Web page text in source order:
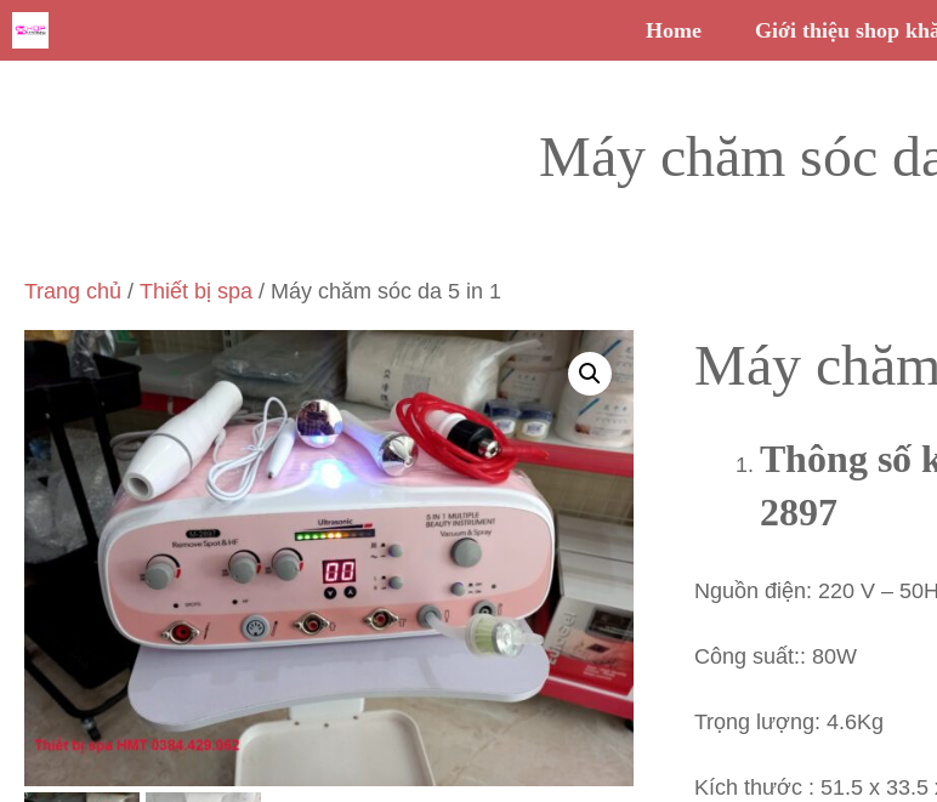
Chuyển
đến
Home Giới thiệu shop
Máy chăm sóc
Trang chủ / Thiết bị spa / Máy chăm sóc da 5 in 1
Máy
Thông số
2897
Nguồn điện: 220 V –
Công suất:: 80W
Trọng lượng: 4.6Kg
Kích thước : 51.5 x 33.5